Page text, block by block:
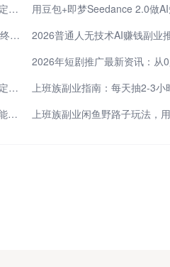
拆解我的AI漫剧流水线：保姆级教程，一个人轻松搞定日更！
用豆包+即梦Seedance 2.0做
从剧本到成片一站式服务，单集30分钟，AI真人短剧终于能批量生产了！
2026普通人无技术AI赚钱副业
拆解我的AI漫剧流水线：保姆级教程，一个人轻松搞定日更！
上班族副业指南：每天抽2-3
2026靠谱指南 大学生线上兼职平台推荐 手机在家就能赚钱
上班族副业闲鱼野路子玩法，